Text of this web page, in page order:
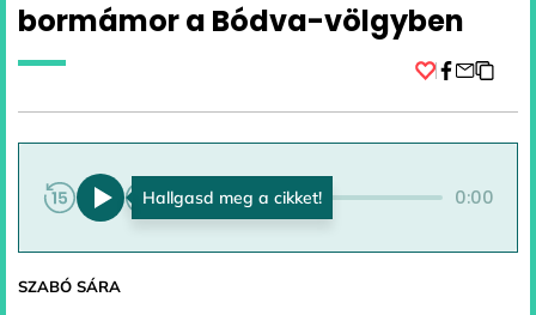
bormámor a Bódva-völgyben
0:00 0:00
SZABÓ SÁRA